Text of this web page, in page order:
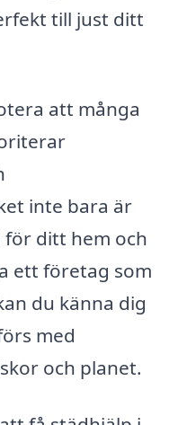
till just ditt
att många
inte bara är
ditt hem och
ett företag som
du känna dig
med
och planet.